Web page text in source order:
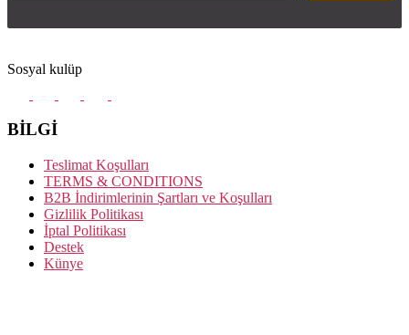
Sosyal kulüp
BİLGİ
Teslimat Koşulları
TERMS & CONDITIONS
B2B İndirimlerinin Şartları ve Koşulları
Gizlilik Politikası
İptal Politikası
Destek
Künye